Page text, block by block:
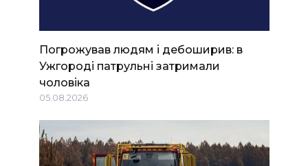
Погрожував людям і дебоширив: в
Ужгороді патрульні затримали
чоловіка
05.08.2026